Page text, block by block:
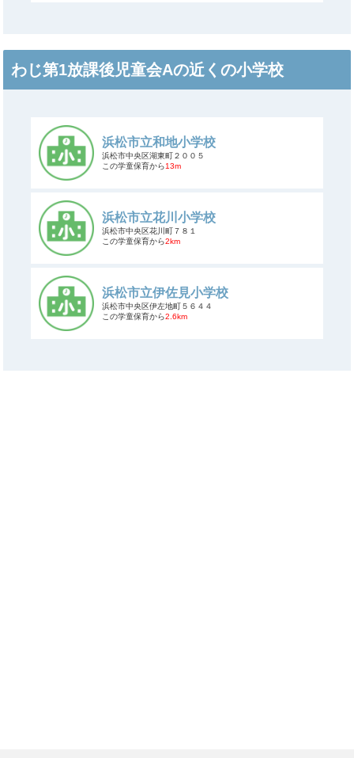
わじ第1放課後児童会Aの近くの小学校
浜松市立和地小学校
浜松市中央区湖東町２００５
この学童保育から13m
浜松市立花川小学校
浜松市中央区花川町７８１
この学童保育から2km
浜松市立伊佐見小学校
浜松市中央区伊左地町５６４４
この学童保育から2.6km